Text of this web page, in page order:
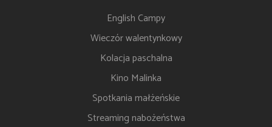
English Campy
Wieczór walentynkowy
Kolacja paschalna
Kino Malinka
Spotkania małżeńskie
Streaming nabożeństwa